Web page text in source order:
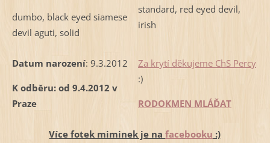
dumbo, black eyed siamese
devil aguti, solid
standard, red eyed devil,
irish
Datum narození: 9.3.2012
K odběru: od 9.4.2012 v
Praze
Za krytí děkujeme ChS Percy
:)
RODOKMEN MLÁĎAT
Více fotek miminek je nafacebooku :)